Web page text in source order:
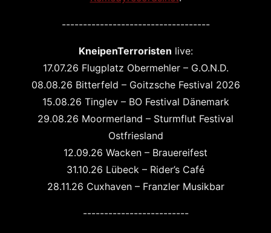
-----------------------------------
KneipenTerroristen live:
17.07.26 Flugplatz Obermehler – G.O.N.D.
08.08.26 Bitterfeld – Goitzsche Festival 2026
15.08.26 Tinglev – BO Festival Dänemark
29.08.26 Moormerland – Sturmflut Festival
Ostfriesland
12.09.26 Wacken – Brauereifest
31.10.26 Lübeck – Rider’s Café
28.11.26 Cuxhaven – Franzler Musikbar
-------------------------